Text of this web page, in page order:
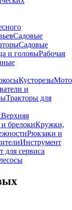
Садовые
Садовые
и головыРабочая
Кусторезы
и
Тракторы для
Верхняя
брелокиКружки,
Рюкзаки и
Инструмент
для сервиса